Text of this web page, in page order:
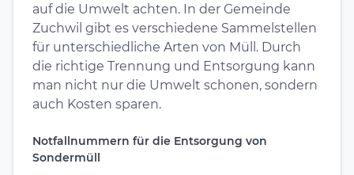
auf die Umwelt achten. In der Gemeinde
Zuchwil gibt es verschiedene Sammelstellen
für unterschiedliche Arten von Müll. Durch
die richtige Trennung und Entsorgung kann
man nicht nur die Umwelt schonen, sondern
auch Kosten sparen.
Notfallnummern für die Entsorgung von
Sondermüll